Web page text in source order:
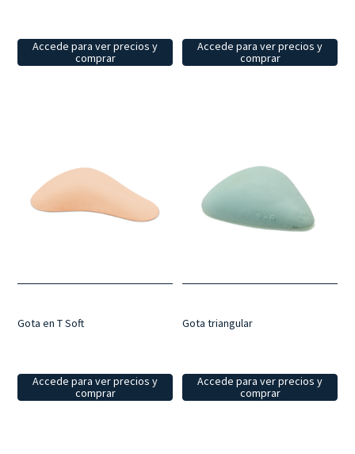
Accede para ver precios y
comprar
Accede para ver precios y
comprar
Gota en T Soft
Accede para ver precios y
comprar
Gota triangular
Accede para ver precios y
comprar